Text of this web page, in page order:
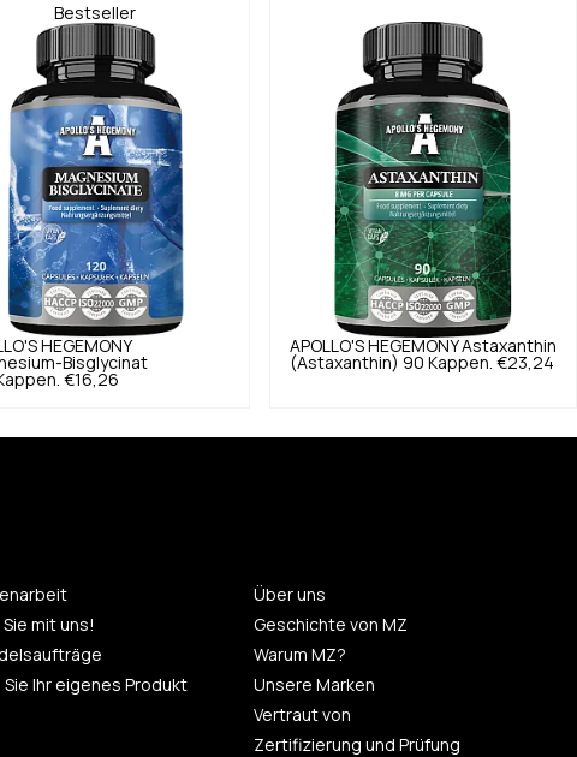
Bestseller
HEGEMONY
Bisglycinat
€16,26
APOLLO'S HEGEMONY Astaxanthin
(Astaxanthin) 90 Kappen. €23,24
mit uns!
Sie Ihr eigenes Produkt
Über uns
Geschichte von MZ
Warum MZ?
Unsere Marken
Vertraut von
Zertifizierung und Prüfung